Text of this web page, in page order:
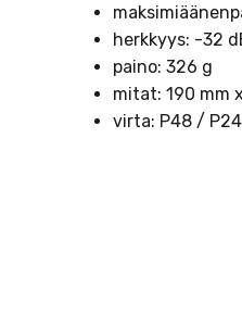
herkkyys: -32
paino: 326 g
mitat: 190 mm
virta: P48 /